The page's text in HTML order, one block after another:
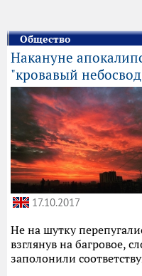
Общество
Накануне
"кровавый
17.10.2017
Не на шутку
взглянув на багровое,
заполонили